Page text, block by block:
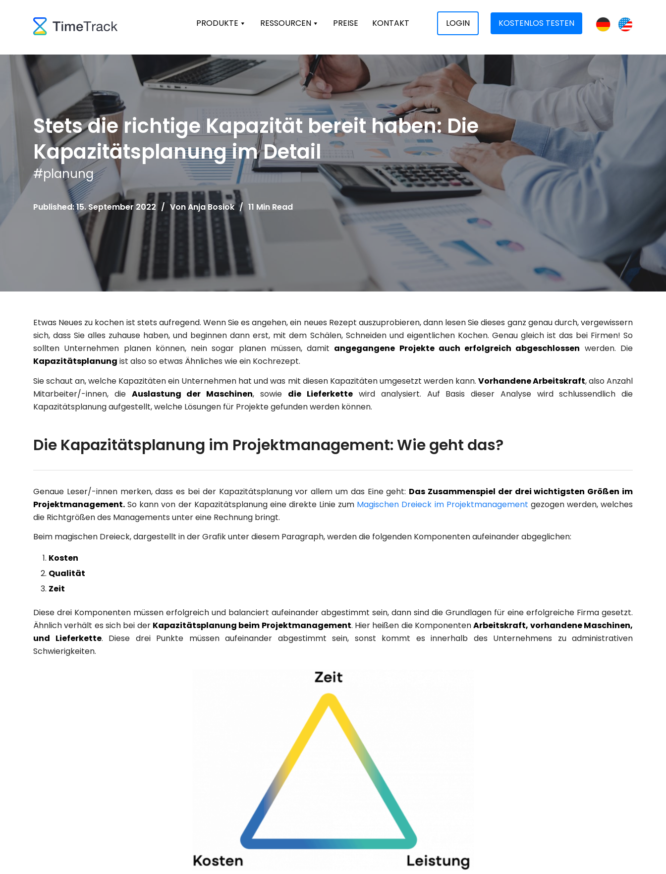
PRODUKTE RESSOURCEN PREISE KONTAKT LOGIN KOSTENLOS TESTEN
Stets die richtige Kapazität bereit haben: Die
Kapazitätsplanung im Detail
#planung
Published: 15. September 2022 / VonAnja Bosiok / 11 Min Read
Etwas Neues zu kochen ist stets aufregend. Wenn Sie es angehen, ein neues Rezept auszuprobieren, dann lesen Sie dieses ganz genau durch, vergewissern
sich, dass Sie alles zuhause haben, und beginnen dann erst, mit dem Schälen, Schneiden und eigentlichen Kochen. Genau gleich ist das bei Firmen! So
sollten Unternehmen planen können, nein sogar planen müssen, damit angegangene Projekte auch erfolgreich abgeschlossen werden. Die
Kapazitätsplanung ist also so etwas Ähnliches wie ein Kochrezept.
Sie schaut an, welche Kapazitäten ein Unternehmen hat und was mit diesen Kapazitäten umgesetzt werden kann. Vorhandene Arbeitskraft, also Anzahl
Mitarbeiter/-innen, die Auslastung der Maschinen, sowie die Lieferkette wird analysiert. Auf Basis dieser Analyse wird schlussendlich die
Kapazitätsplanung aufgestellt, welche Lösungen für Projekte gefunden werden können.
Die Kapazitätsplanung im Projektmanagement: Wie geht das?
Genaue Leser/-innen merken, dass es bei der Kapazitätsplanung vor allem um das Eine geht: Das Zusammenspiel der drei wichtigsten Größen im
Projektmanagement. So kann von der Kapazitätsplanung eine direkte Linie zum Magischen Dreieck im Projektmanagement gezogen werden, welches
die Richtgrößen des Managements unter eine Rechnung bringt.
Beim magischen Dreieck, dargestellt in der Grafik unter diesem Paragraph, werden die folgenden Komponenten aufeinander abgeglichen:
Kosten
Qualität
Zeit
Diese drei Komponenten müssen erfolgreich und balanciert aufeinander abgestimmt sein, dann sind die Grundlagen für eine erfolgreiche Firma gesetzt.
Ähnlich verhält es sich bei der Kapazitätsplanung beim Projektmanagement. Hier heißen die KomponentenArbeitskraft, vorhandene Maschinen,
und Lieferkette. Diese drei Punkte müssen aufeinander abgestimmt sein, sonst kommt es innerhalb des Unternehmens zu administrativen
Schwierigkeiten.